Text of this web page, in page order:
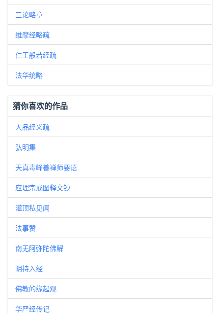
三论略章
维摩经略疏
仁王般若经疏
法华统略
猜你喜欢的作品
大品经义疏
弘明集
天真毒峰善禅师要语
应理宗戒图释文钞
灌顶私见闻
法事赞
南无阿弥陀佛解
阴持入经
佛教的缘起观
华严经传记